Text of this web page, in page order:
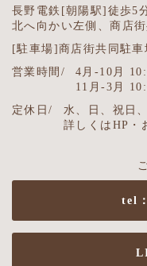
長野電鉄[朝陽駅]徒歩5
北へ向かい左側、商店
[駐車場]商店街共同駐車
営業時間/
4月-10月
11月-3月
定休日/
水、日、祝日
詳しくはHP・
tel